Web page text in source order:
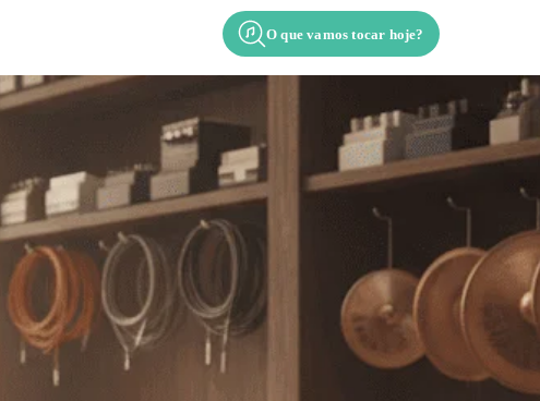
O que vamos tocar hoje?